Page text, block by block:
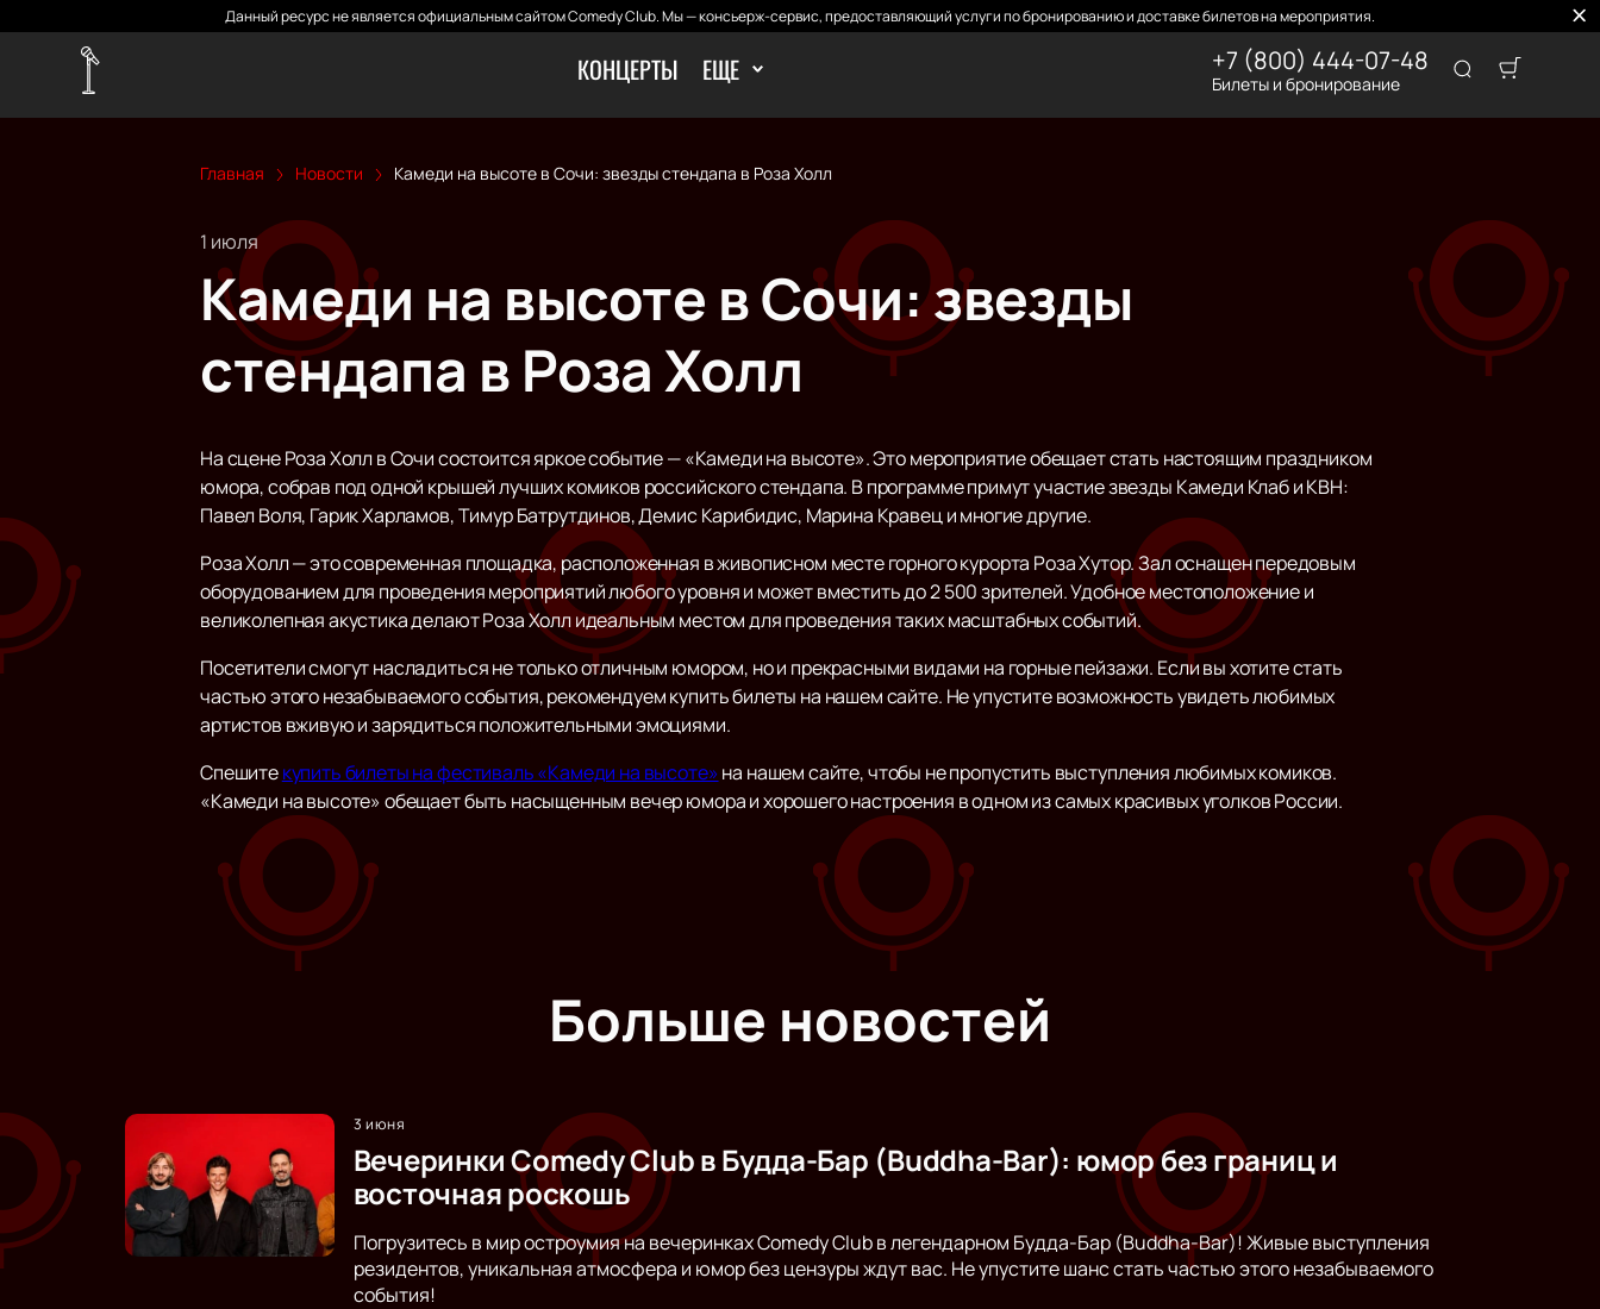
Данный ресурс не является официальным сайтом Comedy Club. Мы — консьерж-сервис, предоставляющий услуги по бронированию и доставке билетов на мероприятия.
КОНЦЕРТЫ ЕЩЕ +7 (800) 444-07-48
Билеты и бронирование
Главная Новости Камеди на высоте в Сочи: звезды стендапа в Роза Холл
1 июля
Камеди на высоте в Сочи: звезды
стендапа в Роза Холл
На сцене Роза Холл в Сочи состоится яркое событие — «Камеди на высоте». Это мероприятие обещает стать настоящим праздником
юмора, собрав под одной крышей лучших комиков российского стендапа. В программе примут участие звезды Камеди Клаб и КВН:
Павел Воля, Гарик Харламов, Тимур Батрутдинов, Демис Карибидис, Марина Кравец и многие другие.
Роза Холл — это современная площадка, расположенная в живописном месте горного курорта Роза Хутор. Зал оснащен передовым
оборудованием для проведения мероприятий любого уровня и может вместить до 2 500 зрителей. Удобное местоположение и
великолепная акустика делают Роза Холл идеальным местом для проведения таких масштабных событий.
Посетители смогут насладиться не только отличным юмором, но и прекрасными видами на горные пейзажи. Если вы хотите стать
частью этого незабываемого события, рекомендуем купить билеты на нашем сайте. Не упустите возможность увидеть любимых
артистов вживую и зарядиться положительными эмоциями.
Спешитекупить билеты на фестиваль «Камеди на высоте»на нашем сайте, чтобы не пропустить выступления любимых комиков.
«Камеди на высоте» обещает быть насыщенным вечер юмора и хорошего настроения в одном из самых красивых уголков России.
Больше новостей
3 июня
Вечеринки Comedy Club в Будда-Бар (Buddha-Bar): юмор без границ и
восточная роскошь
Погрузитесь в мир остроумия на вечеринках Comedy Club в легендарном Будда-Бар (Buddha-Bar)! Живые выступления
резидентов, уникальная атмосфера и юмор без цензуры ждут вас. Не упустите шанс стать частью этого незабываемого
события!